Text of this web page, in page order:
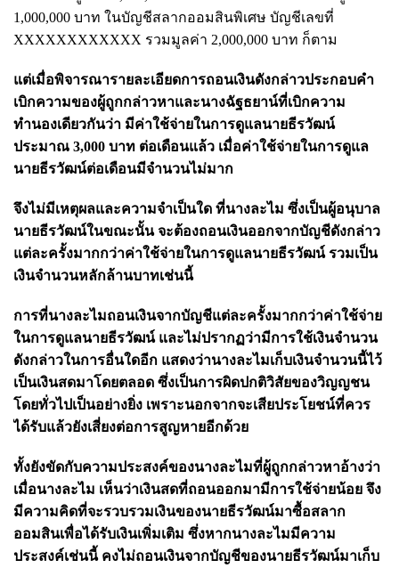
1,000,000 บาท ในบัญชีสลากออมสินพิเศษ บัญชีเลขที่
XXXXXXXXXXXX รวมมูลค่า 2,000,000 บาท ก็ตาม
แต่เมื่อพิจารณารายละเอียดการถอนเงินดังกล่าวประกอบคำ
เบิกความของผู้ถูกกล่าวหาและนางฉัฐธยาน์ที่เบิกความ
ทำนองเดียวกันว่า มีค่าใช้จ่ายในการดูแลนายธีรวัฒน์
ประมาณ 3,000 บาท ต่อเดือนแล้ว เมื่อค่าใช้จ่ายในการดูแล
นายธีรวัฒน์ต่อเดือนมีจำนวนไม่มาก
จึงไม่มีเหตุผลและความจำเป็นใด ที่นางละไม ซึ่งเป็นผู้อนุบาล
นายธีรวัฒน์ในขณะนั้น จะต้องถอนเงินออกจากบัญชีดังกล่าว
แต่ละครั้งมากกว่าค่าใช้จ่ายในการดูแลนายธีรวัฒน์ รวมเป็น
เงินจำนวนหลักล้านบาทเช่นนี้
การที่นางละไมถอนเงินจากบัญชีแต่ละครั้งมากกว่าค่าใช้จ่าย
ในการดูแลนายธีรวัฒน์ และไม่ปรากฏว่ามีการใช้เงินจำนวน
ดังกล่าวในการอื่นใดอีก แสดงว่านางละไมเก็บเงินจำนวนนี้ไว้
เป็นเงินสดมาโดยตลอด ซึ่งเป็นการผิดปกติวิสัยของวิญญชน
โดยทั่วไปเป็นอย่างยิ่ง เพราะนอกจากจะเสียประโยชน์ที่ควร
ได้รับแล้วยังเสี่ยงต่อการสูญหายอีกด้วย
ทั้งยังขัดกับความประสงค์ของนางละไมที่ผู้ถูกกล่าวหาอ้างว่า
เมื่อนางละไม เห็นว่าเงินสดที่ถอนออกมามีการใช้จ่ายน้อย จึง
มีความคิดที่จะรวบรวมเงินของนายธีรวัฒน์มาซื้อสลาก
ออมสินเพื่อได้รับเงินเพิ่มเติม ซึ่งหากนางละไมมีความ
ประสงค์เช่นนี้ คงไม่ถอนเงินจากบัญชีของนายธีรวัฒน์มาเก็บ